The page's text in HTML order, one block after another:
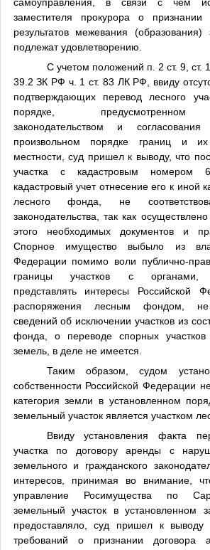
заместителя прокурора о признании
результатов межевания (образования)
подлежат удовлетворению.
С учетом положений п. 2 ст. 9, ст.
39.2 ЗК РФ ч. 1 ст. 83 ЛК РФ, ввиду
подтверждающих перевод лесного
порядке, предусмотренном
законодательством и
произвольном порядке границ и
местности, суд пришел к выводу, что
участка с кадастровым номером
кадастровый учет отнесение его к иной
лесного фонда, не
законодательства, так как
этого необходимых документов и
Спорное имущество выбыло из
Федерации помимо воли публично-
границы участков с органами,
представлять интересы Российской
распоряжения лесным фондом, не
сведений об исключении участков из
фонда, о переводе спорных
земель, в деле не имеется.
Таким образом, судом
собственности Российской Федерации
категория земли в установленном
земельный участок является участком
Ввиду установления факта
участка по договору аренды с
земельного и гражданского
интересов, принимая во внимание,
управление Росимущества по
земельный участок в установленном
предоставляло, суд пришел к выводу
требований о признании договора